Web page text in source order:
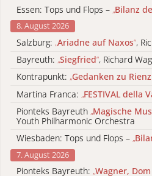
Essen: Tops und Flops – „Bilanz
8. August 2026
Salzburg: „Ariadne auf Naxos“,
Bayreuth: „Siegfried“, Richard
Kontrapunkt: „Gedanken zu
Martina Franca: „FESTIVAL della
Pionteks Bayreuth „Magische
Youth Philharmonic Orchestra
Wiesbaden: Tops und Flops – „
7. August 2026
Pionteks Bayreuth: „Wagner,